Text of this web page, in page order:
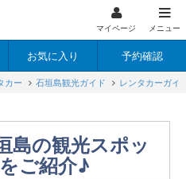
マイページ メニュー
お気に入り 予約確認
カー 石垣島観光ガイド レンタカーガイ
島の観光スポッ
ご紹介♪